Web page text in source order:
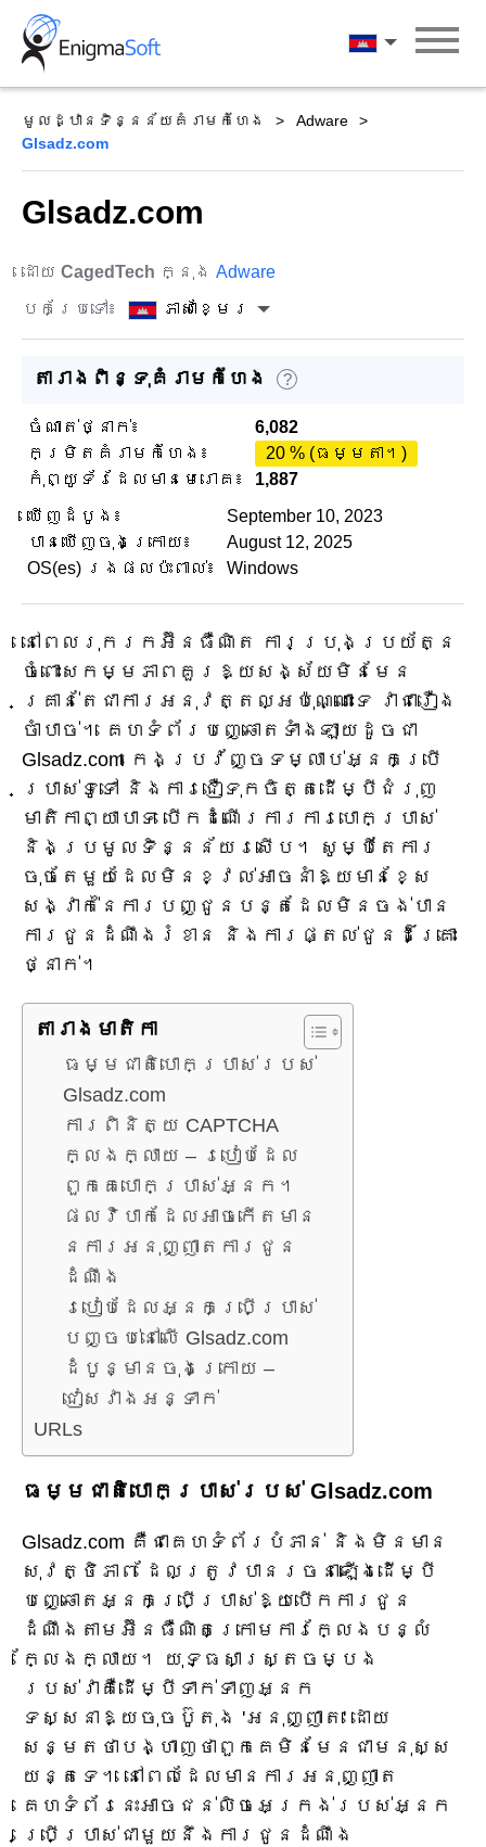
Skip
content
ភាសាខ្មែរ
មូលដ្ឋានទិន្នន័យគំរាមកំហែង
Adware
Glsadz.com
Glsadz.com
ដោយ CagedTech ក្នុង Adware
បកប្រែទៅ៖
ភាសាខ្មែរ
តារាងពិន្ទុគំរាមកំហែង ?
ចំណាត់ថ្នាក់៖
6,082
កម្រិតគំរាមកំហែង៖
20 % (ធម្មតា។)
កុំព្យូទ័រដែលមានមេរោគ៖
1,887
ឃើញដំបូង៖
September 10, 2023
បានឃើញចុងក្រោយ៖
August 12, 2025
OS(es) រងផលប៉ះពាល់៖
Windows
នៅពេលរុករកអ៊ីនធឺណិត ការប្រុងប្រយ័ត្ន
ចំពោះសកម្មភាពគួរឱ្យសង្ស័យមិនមែន
គ្រាន់តែជាការអនុវត្តល្អប៉ុណ្ណោះទេ វាជារឿង
ចាំបាច់។ គេហទំព័របញ្ឆោតទាំងឡាយដូចជា
Glsadz.com កេងប្រវ័ញ្ចទម្លាប់អ្នកប្រើ
ប្រាស់ទូទៅ និងការជឿទុកចិត្តដើម្បីជំរុញ
មាតិកាព្យាបាទ បើកដំណើរការការបោកប្រាស់
និងប្រមូលទិន្នន័យរសើប។ សូម្បី​តែ​ការ​
ចុច​តែ​មួយ​ដែល​មិន​ខ្វល់​អាច​នាំ​ឱ្យ​មាន​ខ្សែ​
សង្វាក់​នៃ​ការ​បញ្ជូន​បន្ត​ដែល​មិន​ចង់​បាន
ការ​ជូន​ដំណឹង​រំខាន និង​ការ​ផ្តល់​ជូន​ដ៏​គ្រោះ
ថ្នាក់។
តារាង​មាតិកា
ធម្មជាតិបោកប្រាស់របស់
Glsadz.com
ការពិនិត្យ CAPTCHA
ក្លែងក្លាយ – របៀបដែល
ពួកគេបោកប្រាស់អ្នក។
ផលវិបាកដែលអាចកើតមាន
នៃការអនុញ្ញាតការជូន
ដំណឹង
របៀបដែលអ្នកប្រើប្រាស់
បញ្ចប់នៅលើ Glsadz.com
ដំបូន្មានចុងក្រោយ –
ជៀសវាងអន្ទាក់
URLs
ធម្មជាតិបោកប្រាស់របស់ Glsadz.com
Glsadz.com គឺជាគេហទំព័របំភាន់ និងមិនមាន
សុវត្ថិភាព ដែលត្រូវបានរចនាឡើងដើម្បី
បញ្ឆោតអ្នកប្រើប្រាស់ឱ្យបើកការជូន
ដំណឹងតាមអ៊ីនធឺណិតក្រោមការក្លែងបន្លំ
ក្លែងក្លាយ។ យុទ្ធសាស្ត្រចម្បង
របស់វាគឺដើម្បីទាក់ទាញអ្នក
ទស្សនាឱ្យចុចប៊ូតុង 'អនុញ្ញាត' ដោយ
សន្មតថាបង្ហាញថាពួកគេមិនមែនជាមនុស្ស
យន្តទេ។ នៅពេលដែលមានការអនុញ្ញាត
គេហទំព័រនេះអាចជន់លិចអេក្រង់របស់អ្នក
ប្រើប្រាស់ជាមួយនឹងការជូនដំណឹង